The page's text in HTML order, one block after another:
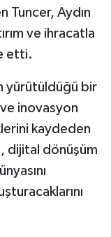
Tuncer, Aydın
ve ihracatla
etti.
yürütüldüğü bir
inovasyon
kaydeden
dijital dönüşüm